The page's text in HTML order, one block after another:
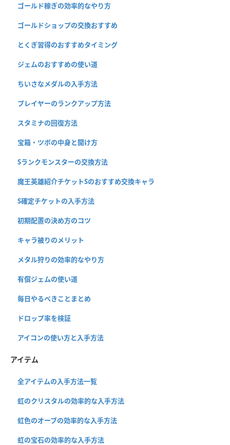
ゴールド稼ぎの効率的なやり方
ゴールドショップの交換おすすめ
とくぎ習得のおすすめタイミング
ジェムのおすすめの使い道
ちいさなメダルの入手方法
プレイヤーのランクアップ方法
スタミナの回復方法
宝箱・ツボの中身と開け方
Sランクモンスターの交換方法
魔王英雄紹介チケットSのおすすめ交換キャラ
S確定チケットの入手方法
初期配置の決め方のコツ
キャラ被りのメリット
メタル狩りの効率的なやり方
有償ジェムの使い道
毎日やるべきことまとめ
ドロップ率を検証
アイコンの使い方と入手方法
アイテム
全アイテムの入手方法一覧
虹のクリスタルの効率的な入手方法
虹色のオーブの効率的な入手方法
虹の宝石の効率的な入手方法